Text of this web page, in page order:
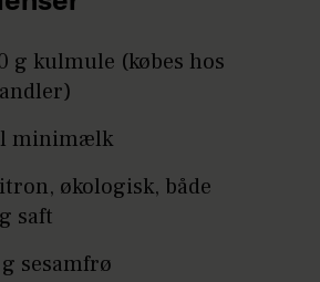
g kulmule (købes hos
minimælk
økologisk, både
saft
sesamfrø